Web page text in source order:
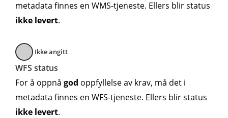
metadata finnes en WMS-tjeneste. Ellers blir status
ikke levert.
Ikke angitt
WFS status
For å oppnå god oppfyllelse av krav, må det i
metadata finnes en WFS-tjeneste. Ellers blir status
ikke levert.